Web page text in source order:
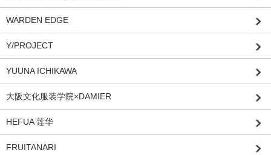
WARDEN EDGE
Y/PROJECT
YUUNA ICHIKAWA
大阪文化服装学院×DAMIER
HEFUA 莲华
FRUITANARI